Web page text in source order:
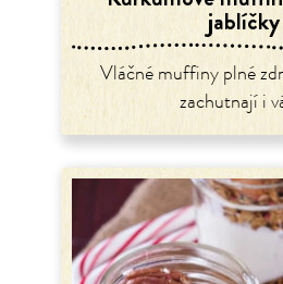
jablíčky
Vláčné muffiny plné
zachutnají i